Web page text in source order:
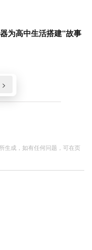
为高中生活搭建“故事
>
生成，如有任何问题，可在页